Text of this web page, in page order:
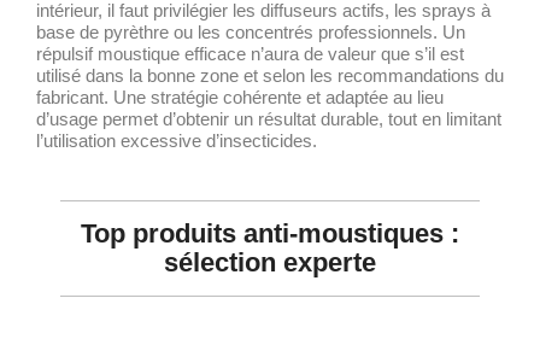
intérieur, il faut privilégier les diffuseurs actifs, les sprays à
base de pyrèthre ou les concentrés professionnels. Un
répulsif moustique efficace n’aura de valeur que s’il est
utilisé dans la bonne zone et selon les recommandations du
fabricant. Une stratégie cohérente et adaptée au lieu
d’usage permet d’obtenir un résultat durable, tout en limitant
l’utilisation excessive d’insecticides.
Top produits anti-moustiques :
sélection experte